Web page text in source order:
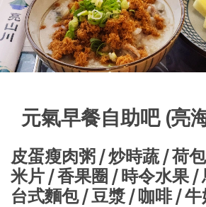
元氣早餐自助吧 (亮
皮蛋瘦肉粥 / 炒時蔬 / 荷
米片 / 香果圈 / 時令水果 /
台式麵包 / 豆漿 / 咖啡 /